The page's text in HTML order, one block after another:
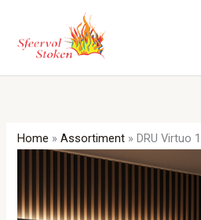
inhoud
Home »Assortiment » DRU Virtuo